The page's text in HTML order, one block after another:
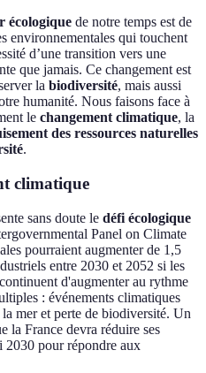
écologique de notre temps est de
environnementales qui touchent
d’une transition vers une
que jamais. Ce changement est
la biodiversité, mais aussi
humanité. Nous faisons face à
le changement climatique, la
des ressources naturelles
.
climatique
sans doute le défi écologique
Panel on Climate
pourraient augmenter de 1,5
entre 2030 et 2052 si les
d'augmenter au rythme
: événements climatiques
mer et perte de biodiversité. Un
la France devra réduire ses
2030 pour répondre aux